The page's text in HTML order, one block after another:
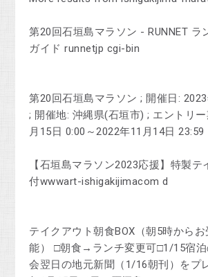
第20回石垣島マラソン - RUNNET ラ
ガイド runnetjp cgi-bin
第20回石垣島マラソン ; 開催日:
; 開催地: 沖縄県(石垣市) ; エントリ
月15日 0:00～2022年11月14日 23:59
【石垣島マラソン2023応援】特製テ
付wwwart-ishigakijimacom d
テイクアウト朝食BOX（朝5時から
能） □朝食→ランチ変更可□1/15宿泊
会翌日の地元新聞（1/16朝刊）をプ